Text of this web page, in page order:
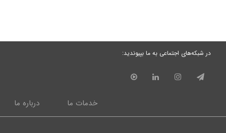
در شبکه‌های اجتماعی به ما بپیوندید:
درباره ما خدمات ما